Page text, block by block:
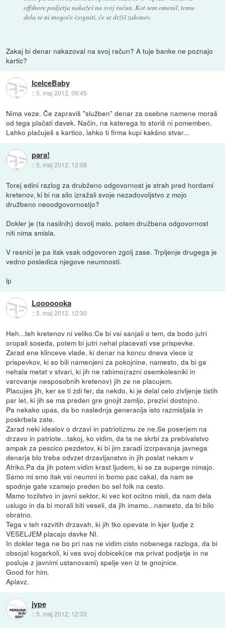
offshore podjetja nakažeš na svoj račun. Kot sem omenil, temu
delu se ni mogoče izogniti, če se držiš zakonov.
Zakaj bi denar nakazoval na svoj račun? A tuje banke ne poznajo
kartic?
IceIceBaby
::5. maj 2012, 09:45
Nima veze. Če zapraviš "služben" denar za osebne namene moraš
od tega plačati davek. Način, na katerega to storiš ni pomemben.
Lahko plačuješ s kartico, lahko ti firma kupi kakšno stvar...
para!
:: 5. maj 2012, 12:08
Torej edini razlog za drubženo odgovornost je strah pred hordami
kretenov, ki bi na silo izražali svoje nezadovoljstvo z mojo
družbeno neoodgovornostjo?
Dokler je (ta nasilnih) dovolj malo, potem družbena odgovornost
niti nima smisla.
V resnici je pa itak vsak odgovoren zgolj zase. Trpljenje drugega je
vedno posledica njegove neumnosti.
lp
Looooooka
::5. maj 2012, 12:30
Heh...teh kretenov ni veliko.Ce bi vsi sanjali o tem, da bodo jutri
oropali soseda, potem bi jutri nehal placevati vse prispevke.
Zarad ene klinceve vlade, ki denar na koncu dneva vlece iz
prispevkov, ki so bili namenjeni za pokojnine, namesto, da bi ga
nehala metat v stvari, ki jih ne rabimo(razni osemkolesniki in
varovanje nesposobnih kretenov) jih ze ne placujem.
Placujes jih, ker se ti zdi fer, da nekdo, ki je delal celo zivljenje tistih
par let, ki jih se ma preden gre gnojit zemljo, prezivi dostojno.
Pa nekako upas, da bo naslednja generacija isto razmisljala in
poskrbela zate.
Zarad neki idealov o drzavi in patriotizmu ze ne.Se poserjem na
drzavo in patriote...takoj, ko vidim, da ta ne skrbi za prebivalstvo
ampak za pescico pezdetov, ki bi jim zaradi izcrpavanja javnega
denarja blo treba odvzet drzavljanstvo in jih poslat nekam v
Afriko.Pa da jih potem vidim krast ljudem, ki se za superge nimajo.
Samo mi smo itak vsi neumni in bomo pac cakal, da nam se
spodnje gate vzamejo preden bo sel folk na cesto.
Mamo tozilstvo in javni sektor, ki vec kot ocitno misli, da nam dela
uslugo in da bi morali biti veseli, da jih imamo...namesto, da bi bilo
obratno.
Tega v teh razvitih drzavah, ki jih tko opevate in kjer ljudje z
VESELJEM placajo davke NI.
In dokler tega ne bo pri nas ne vidim cisto nobenega razloga, da bi
obsojal kogarkoli, ki ves svoj dobicek(ce ma privat podjetje in ne
posluje z javnimi ustanovami) spelje ven iz te gnojnice.
Good for him.
Aplavz.
jype
:: 5. maj 2012, 12:33